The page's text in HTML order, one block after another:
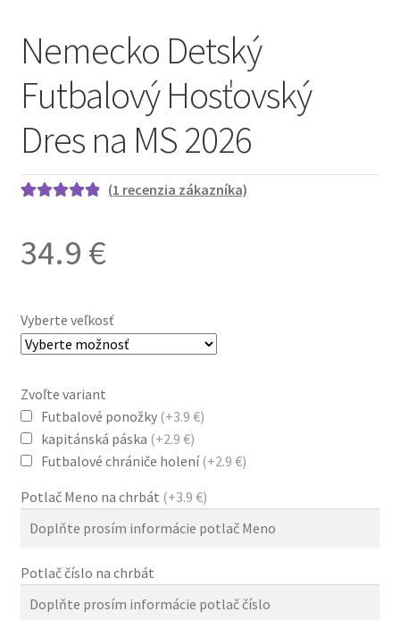
Nemecko Detský
Futbalový Hosťovský
Dres na MS 2026
základe
(1 recenzia zákazníka)
34.9 €
Vyberte veľkosť
Zvoľte variant
Futbalové ponožky (+3.9 €)
kapitánská páska (+2.9 €)
Futbalové chrániče holení(+2.9 €)
Potlač Meno na chrbát (+3.9 €)
Potlač číslo na chrbát